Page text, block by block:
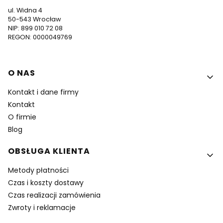
ul. Widna 4
50-543 Wrocław
NIP: 899 010 72 08
REGON: 0000049769
Linki w stopce
O NAS
Kontakt i dane firmy
Kontakt
O firmie
Blog
OBSŁUGA KLIENTA
Metody płatności
Czas i koszty dostawy
Czas realizacji zamówienia
Zwroty i reklamacje